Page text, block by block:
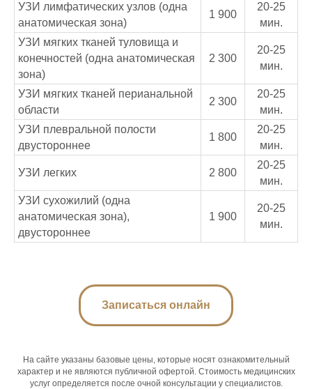
УЗИ лимфатических узлов (одна
анатомическая зона)
1 900
20-25
мин.
УЗИ мягких тканей туловища и
конечностей (одна анатомическая
зона)
2 300
20-25
мин.
УЗИ мягких тканей перианальной
области
2 300
20-25
мин.
УЗИ плевральной полости
двустороннее
1 800
20-25
мин.
УЗИ легких 2 800
20-25
мин.
УЗИ сухожилий (одна
анатомическая зона),
двустороннее
1 900
20-25
мин.
Записаться онлайн
На сайте указаны базовые цены, которые носят ознакомительный
характер и не являются публичной офертой. Стоимость медицинских
услуг определяется после очной консультации у специалистов.